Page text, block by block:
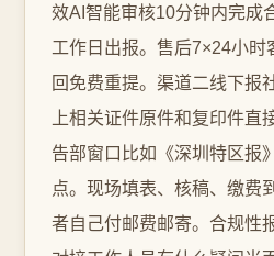
效AI智能审核10分钟内完成
工作日出报。售后7×24小时
回免费重提。渠道二线下报
上相关证件原件和复印件直
告部窗口比如《深圳特区报
点。现场填表、核稿、缴费
者自己付邮费邮寄。合规性